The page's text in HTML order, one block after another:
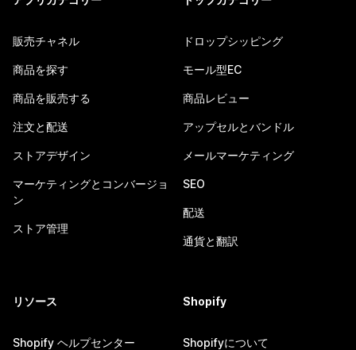
販売チャネル
商品を探す
商品を販売する
注文と配送
ストアデザイン
マーケティングとコンバージョ
ン
ストア管理
ドロップシッピング
モール型EC
商品レビュー
アップセルとバンドル
メールマーケティング
SEO
配送
通貨と翻訳
リソース
Shopify ヘルプセンター
Shopify
Shopifyについて